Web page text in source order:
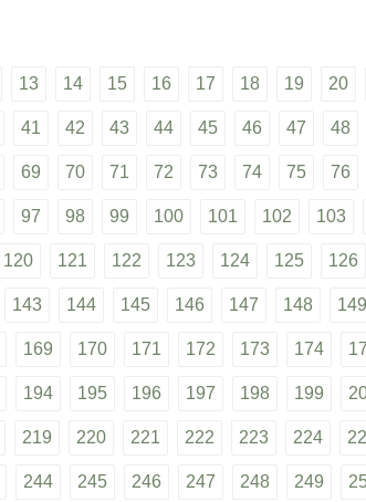
13 14 15 16 17 18 19 20
41 42 43 44 45 46 47 48
69 70 71 72 73 74 75 76
97 98 99 100 101 102 103
120 121 122 123 124 125 126
143 144 145 146 147 148 149
169 170 171 172 173 174
194 195 196 197 198 199
219 220 221 222 223 224
244 245 246 247 248 249